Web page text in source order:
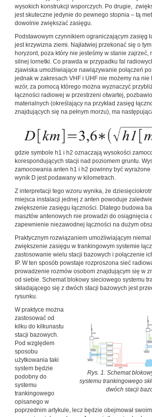
wysokich konstrukcji wsporczych. Po drugie,
jest skuteczne jedynie do pewnego stopnia – tą
dowolnie zwiększać zasięgu.
Podstawowym czynnikiem ograniczającym zasięg
jest krzywizna ziemi. Najłatwiej przekonać się o
horyzont, poza który nie jesteśmy w stanie zajrzeć,
silnej lornetki. Co prawda w przypadku fal
zjawiska umożliwiające nawiązywanie połączeń
jednak w zakresach VHF i UHF nie możemy na nie
wzór, za pomocą którego można wyznaczyć
łączności radiowej w przestrzeni otwartej,
materialnych (określający na przykład zasięg
znajdujących się na pełnym morzu), ma
gdzie symbole h1 i h2 oznaczają wysokości
korespondujących stacji nad poziomem gruntu.
zamocowania anten h1 i h2 powinny być wyrażone
wynik D jest podawany w kilometrach.
Z interpretacji tego wzoru wynika, że
miejsca instalacji jednej z anten powoduje
zwiększenie zasięgu łączności. Dlatego budowa
masztów antenowych nie prowadzi do osiągnięcia
zapewnienie niezawodnej łączności na dużym
Praktycznym rozwiązaniem umożliwiającym
zwiększenie zasięgu w trankingowym systemie
zastosowanie wielu stacji bazowych i połączenie
IP. W ten sposób powstaje rozproszona sieć
prowadzenie rozmów osobom znajdującym się w
od siebie. Schemat blokowy sieciowego systemu
składającego się z dwóch stacji bazowych jest
rysunku.
Rys. 1. Schemat
systemu trankingowego
dwóch stacji
W praktyce można
zastosować od
kilku do kilkunastu
stacji bazowych.
Pod względem
sposobu
użytkowania taki
system będzie
podobny do
systemu
trankingowego
opisanego w
poprzednim artykule, lecz będzie obejmował